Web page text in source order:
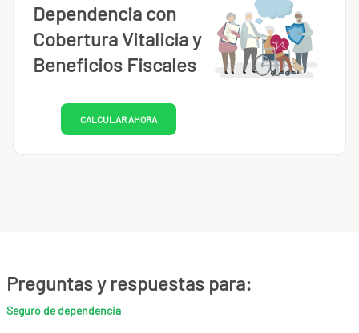
Preguntas y respuestas para:
Seguro de dependencia
Dependencia con
Cobertura Vitalicia y
Beneficios Fiscales
CALCULAR AHORA